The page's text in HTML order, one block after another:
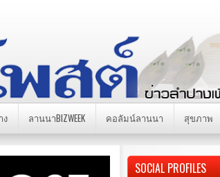
ง ลานนาBIZWEEK คอลัมน์ลานนา สุขภาพ
SOCIAL PROFILES